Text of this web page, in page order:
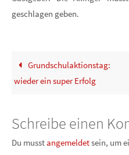
geschlagen geben.
Grundschulaktionstag:
wieder ein super Erfolg
Schreibe einen
Du musst angemeldetsein, um